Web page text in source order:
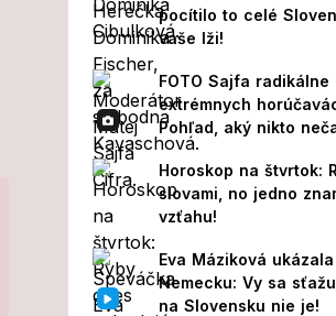
pocítilo to celé
vaše lži!
FOTO Sajfa radikálne
extrémnych
Pohľad, aký nikto
Horoskop na štvrtok:
slovami, no jedno
vzťahu!
Eva Máziková
Nemecku: Vy sa
na Slovensku nie je!